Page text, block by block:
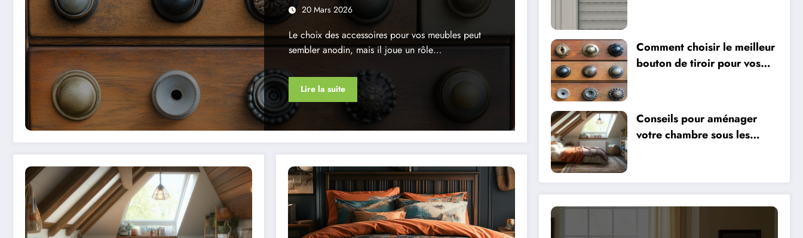
20 Mars 2026
Le choix des accessoires pour vos meubles peut
sembler anodin, mais il joue un rôle…
Lire la suite
Comment choisir le meilleur
bouton de tiroir pour vos
Conseils pour aménager
votre chambre sous les